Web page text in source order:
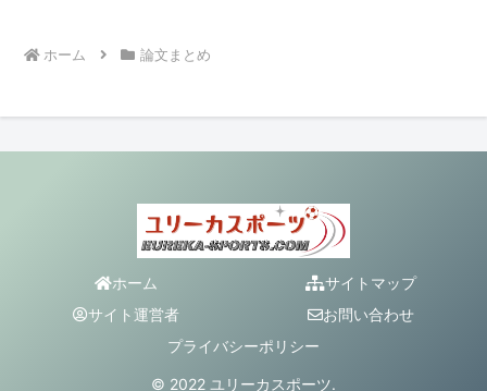
ホーム 論文まとめ
ホーム
サイトマップ
サイト運営者
お問い合わせ
プライバシーポリシー
© 2022 ユリーカスポーツ.